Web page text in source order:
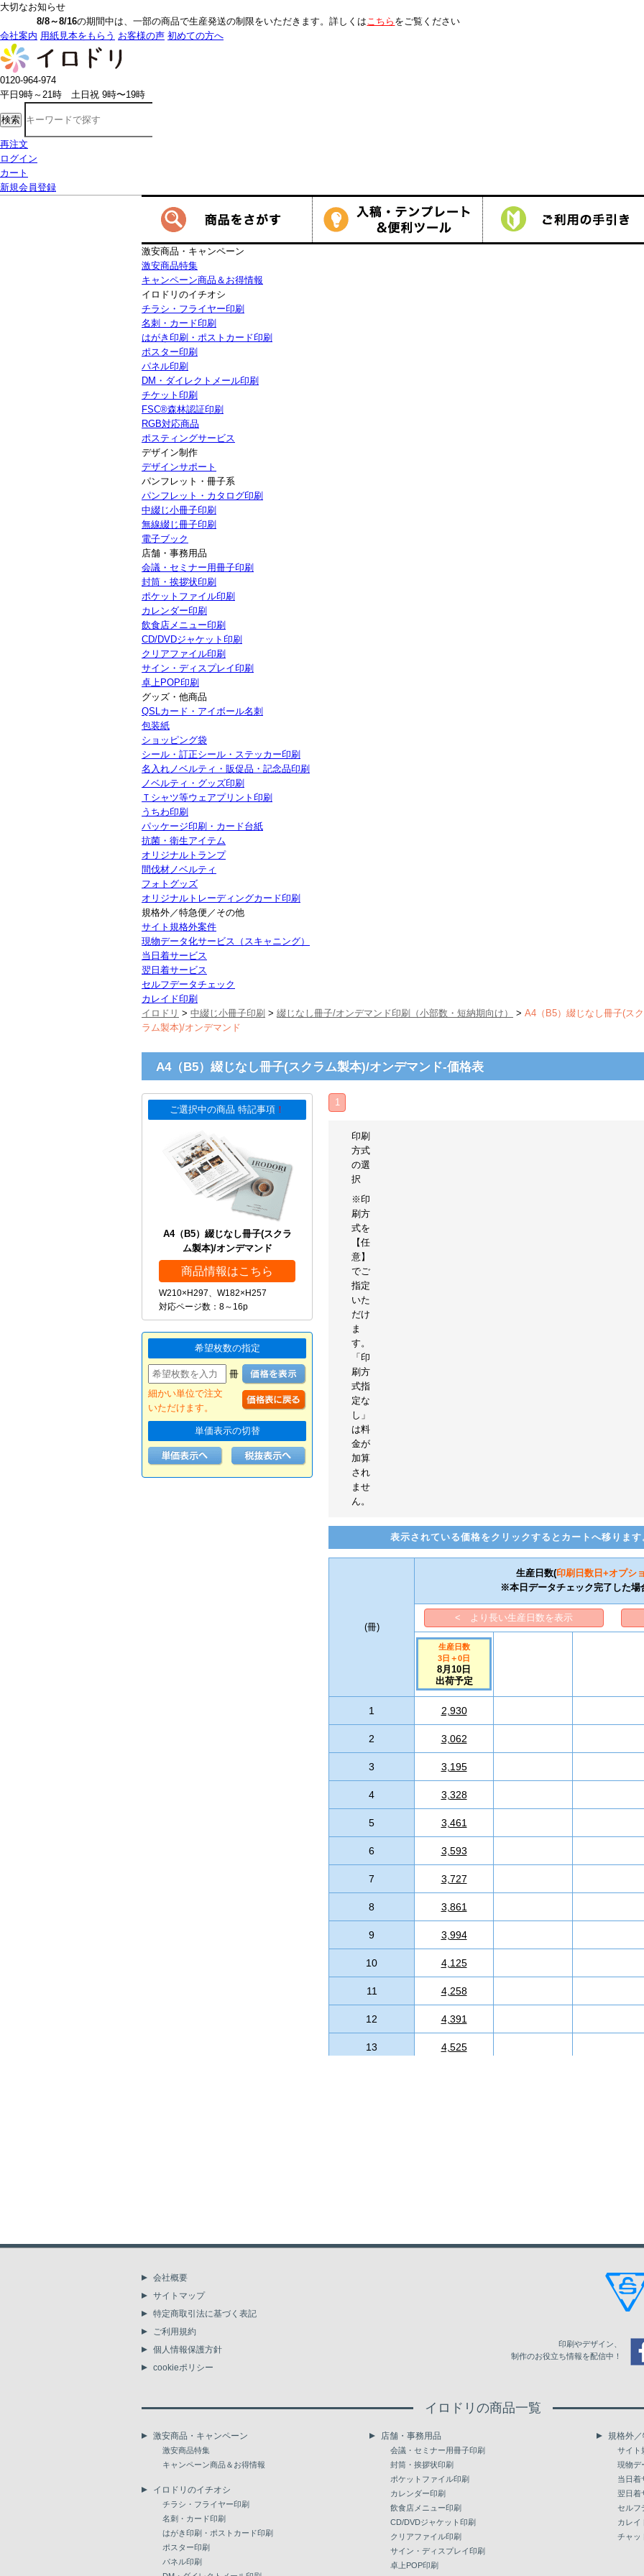
大切なお知らせ
8/8～8/16の期間中は、一部の商品で生産発送の制限をいただきます。詳しくはこちら をご覧ください
会社案内 用紙見本をもらう お客様の声 初めての方へ
0120-964-974
平日9時～21時 土日祝 9時〜19時
検索
再注文
ログイン
カート
新規会員登録
激安商品・キャンペーン
激安商品特集
キャンペーン商品＆お得情報
イロドリのイチオシ
チラシ・フライヤー印刷
名刺・カード印刷
はがき印刷・ポストカード印刷
ポスター印刷
パネル印刷
DM・ダイレクトメール印刷
チケット印刷
FSC®森林認証印刷
RGB対応商品
ポスティングサービス
デザイン制作
デザインサポート
パンフレット・冊子系
パンフレット・カタログ印刷
中綴じ小冊子印刷
無線綴じ冊子印刷
電子ブック
店舗・事務用品
会議・セミナー用冊子印刷
封筒・挨拶状印刷
ポケットファイル印刷
カレンダー印刷
飲食店メニュー印刷
CD/DVDジャケット印刷
クリアファイル印刷
サイン・ディスプレイ印刷
卓上POP印刷
グッズ・他商品
QSLカード・アイボール名刺
包装紙
ショッピング袋
シール・訂正シール・ステッカー印刷
名入れノベルティ・販促品・記念品印刷
ノベルティ・グッズ印刷
Ｔシャツ等ウェアプリント印刷
うちわ印刷
パッケージ印刷・カード台紙
抗菌・衛生アイテム
オリジナルトランプ
間伐材ノベルティ
フォトグッズ
オリジナルトレーディングカード印刷
規格外／特急便／その他
サイト規格外案件
現物データ化サービス（スキャニング）
当日着サービス
翌日着サービス
セルフデータチェック
カレイド印刷
イロドリ > 中綴じ小冊子印刷 > 綴じなし冊子/オンデマンド印刷（小部数・短納期向け） > A4（B5）綴じなし冊子(スク
ラム製本)/オンデマンド
A4（B5）綴じなし冊子(スクラム製本)/オンデマンド-価格表
ご選択中の商品 特記事項 ！
A4（B5）綴じなし冊子(スクラ
ム製本)/オンデマンド
商品情報はこちら
W210×H297、W182×H257
対応ページ数：8～16p
希望枚数の指定
冊
細かい単位で注文
いただけます。
単価表示の切替
1
印刷
方式
の選
択
※印
刷方
式を
【任
意】
でご
指定
いた
だけ
ま
す。
「印
刷方
式指
定な
し」
は料
金が
加算
され
ませ
ん。
表示されている価格をクリックするとカートへ移ります
(冊)
生産日数(印刷日数 日+オプシ
※本日データチェック完了した場
< より長い生産日数を表示
生産日数
3日 ＋0日
8月10日
出荷予定
1 2,930
2 3,062
3 3,195
4 3,328
5 3,461
6 3,593
7 3,727
8 3,861
9 3,994
10 4,125
11 4,258
12 4,391
13 4,525
20 5,456
26 6,253
27
6,519
6,652
6,784
6,916
会社概要
サイトマップ
特定商取引法に基づく表記
ご利用規約
個人情報保護方針
cookieポリシー
印刷やデザイン、
制作のお役立ち情報を配信中！
イロドリの商品一覧
激安商品・キャンペーン
激安商品特集
キャンペーン商品＆お得情報
イロドリのイチオシ
チラシ・フライヤー印刷
名刺・カード印刷
はがき印刷・ポストカード印刷
ポスター印刷
パネル印刷
店舗・事務用品
会議・セミナー用冊子印刷
封筒・挨拶状印刷
ポケットファイル印刷
カレンダー印刷
飲食店メニュー印刷
CD/DVDジャケット印刷
クリアファイル印刷
サイン・ディスプレイ印刷
卓上POP印刷
規格外
サイト
現物デ
当日着
翌日着
セルフ
カレイ
チャッ